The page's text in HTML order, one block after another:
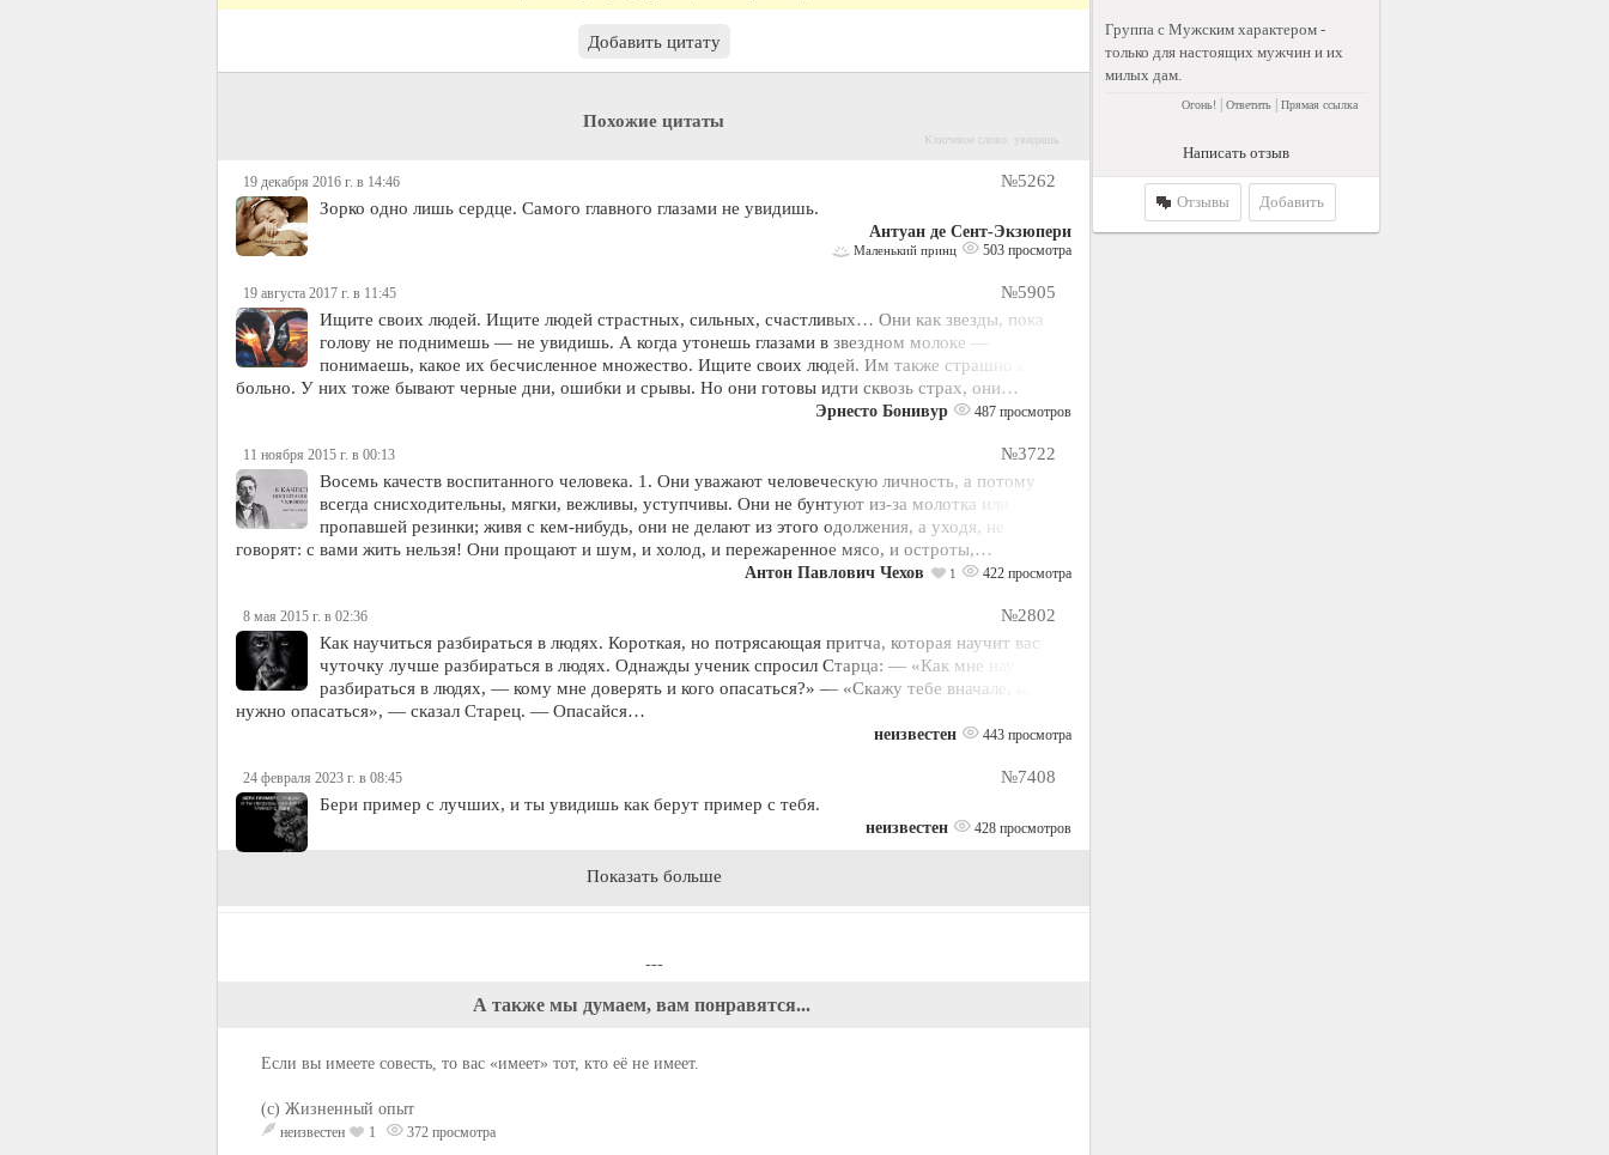
Добавить цитату
Похожие цитаты
Ключевое слово: увидишь
19 декабря 2016 г. в 14:46
№5262
Зорко одно лишь сердце. Самого главного глазами не увидишь.
Антуан де Сент-Экзюпери
Маленький принц 503 просмотра
19 августа 2017 г. в 11:45
№5905
Ищите своих людей. Ищите людей страстных, сильных, счастливых… Они как звезды, пока
голову не поднимешь — не увидишь. А когда утонешь глазами в звездном молоке —
понимаешь, какое их бесчисленное множество. Ищите своих людей. Им также страшно и
больно. У них тоже бывают черные дни, ошибки и срывы. Но они готовы идти сквозь страх, они…
Эрнесто Бонивур 487 просмотров
11 ноября 2015 г. в 00:13
№3722
Восемь качеств воспитанного человека. 1. Они уважают человеческую личность, а потому
всегда снисходительны, мягки, вежливы, уступчивы. Они не бунтуют из-за молотка или
пропавшей резинки; живя с кем-нибудь, они не делают из этого одолжения, а уходя, не
говорят: с вами жить нельзя! Они прощают и шум, и холод, и пережаренное мясо, и остроты,…
Антон Павлович Чехов 1 422 просмотра
8 мая 2015 г. в 02:36
№2802
Как научиться разбираться в людях. Короткая, но потрясающая притча, которая научит вас
чуточку лучше разбираться в людях. Однажды ученик спросил Старца: — «Как мне научиться
разбираться в людях, — кому мне доверять и кого опасаться?» — «Скажу тебе вначале, кого
нужно опасаться», — сказал Старец. — Опасайся…
неизвестен 443 просмотра
24 февраля 2023 г. в 08:45
№7408
Бери пример с лучших, и ты увидишь как берут пример с тебя.
неизвестен 428 просмотров
Показать больше
---
А также мы думаем, вам понравятся...
Если вы имеете совесть, то вас «имеет» тот, кто её не имеет.
(c) Жизненный опыт
неизвестен 1 372 просмотра
Группа с Мужским характером -
только для настоящих мужчин и их
милых дам.
Огонь! Ответить Прямая ссылка
Написать отзыв
Отзывы Добавить